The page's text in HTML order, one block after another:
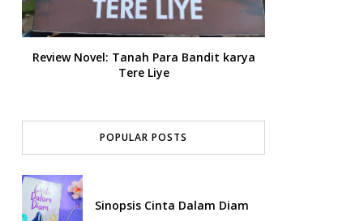
Review Novel: Tanah Para Bandit karya
Tere Liye
POPULAR POSTS
Sinopsis Cinta Dalam Diam